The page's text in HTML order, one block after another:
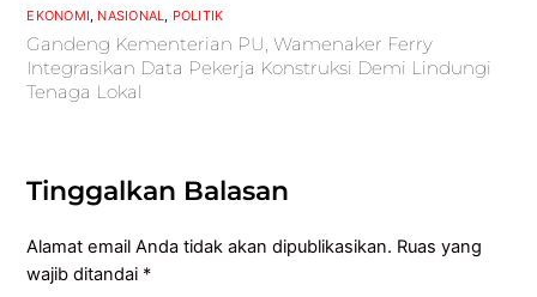
EKONOMI NASIONAL POLITIK
Gandeng Kementerian PU, Wamenaker Ferry
Integrasikan Data Pekerja Konstruksi Demi Lindungi
Tenaga Lokal
Tinggalkan Balasan
Alamat email Anda tidak akan dipublikasikan. Ruas yang
wajib ditandai *